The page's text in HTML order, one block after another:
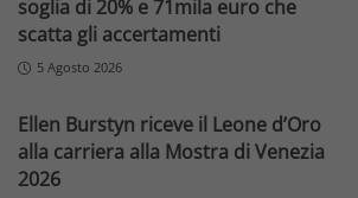
soglia di 20% e 71mila euro che
scatta gli accertamenti
5 Agosto 2026
Ellen Burstyn riceve il Leone d’Oro
alla carriera alla Mostra di Venezia
2026